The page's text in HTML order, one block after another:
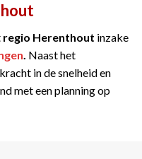
regio Herenthout inzake
. Naast het
in de snelheid en
met een planning op